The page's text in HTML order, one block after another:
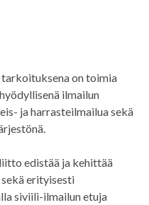
on toimia
ilmailun
ja harrasteilmailua sekä
edistää ja kehittää
erityisesti
siviili-ilmailun etuja